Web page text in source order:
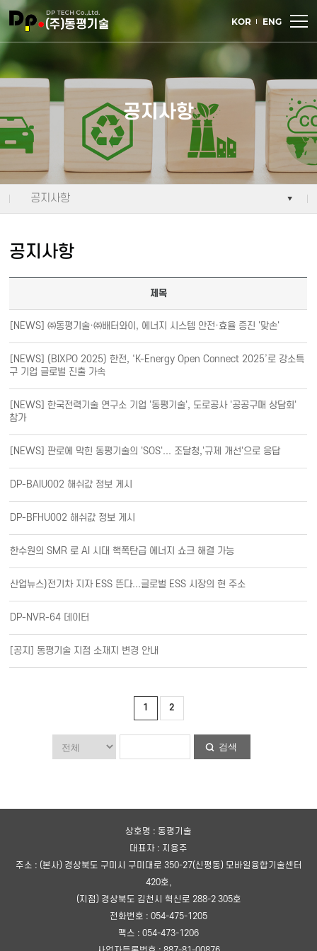
주메뉴 바로가기
컨텐츠 바로가기
KOR ENG
공지사항
공지사항
공지사항
제목
[NEWS] ㈜동평기술·㈜배터와이, 에너지 시스템 안전·효율 증진 '맞손'
[NEWS] (BIXPO 2025) 한전, ‘K-Energy Open Connect 2025’로 강소특
구 기업 글로벌 진출 가속
[NEWS] 한국전력기술 연구소 기업 '동평기술', 도로공사 '공공구매 상담회'
참가
[NEWS] 판로에 막힌 동평기술의 'SOS'... 조달청,'규제 개선'으로 응답
DP-BAIU002 해쉬값 정보 게시
DP-BFHU002 해쉬값 정보 게시
한수원의 SMR 로 AI 시대 핵폭탄급 에너지 쇼크 해결 가능
산업뉴스)전기차 지자 ESS 뜬다...글로벌 ESS 시장의 현 주소
DP-NVR-64 데이터
[공지] 동평기술 지점 소재지 변경 안내
1 2
검색
상호명 : 동평기술
대표자 : 지용주
주소 : (본사) 경상북도 구미시 구미대로 350-27(신평동) 모바일융합기술센터
420호,
(지점) 경상북도 김천시 혁신로 288-2 305호
전화번호 : 054-475-1205
팩스 : 054-473-1206